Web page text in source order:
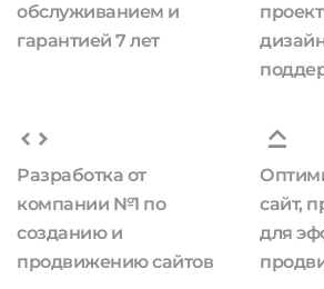
обслуживанием и
гарантией 7 лет
Разработка от
компании №1 по
созданию и
продвижению сайтов
сайт,
для